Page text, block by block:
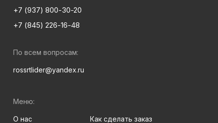
+7 (937) 800-30-20
+7 (845) 226-16-48
По всем вопросам:
rossrtlider@yandex.ru
Меню:
О нас
Как сделать заказ